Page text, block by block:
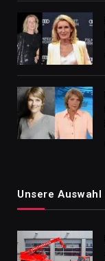
Unsere Auswahl